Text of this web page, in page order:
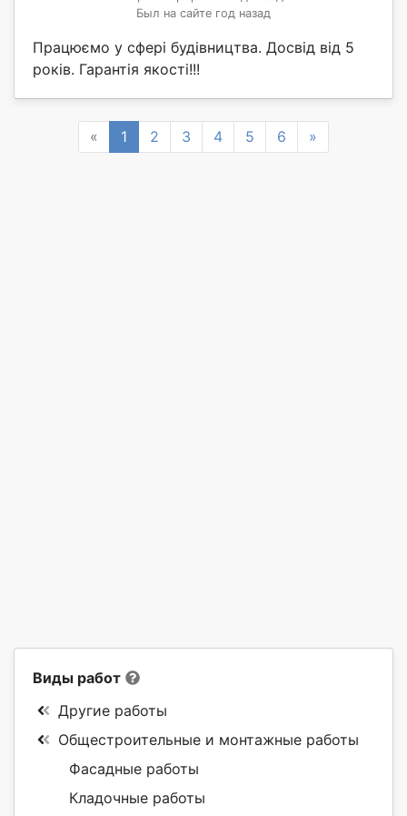
Был на сайте год назад
Працюємо у сфері будівництва. Досвід від 5
років. Гарантія якості!!!
« Previous
1 2 3 4 5 6 »
Виды работ
Другие работы
Общестроительные и монтажные работы
Фасадные работы
Кладочные работы